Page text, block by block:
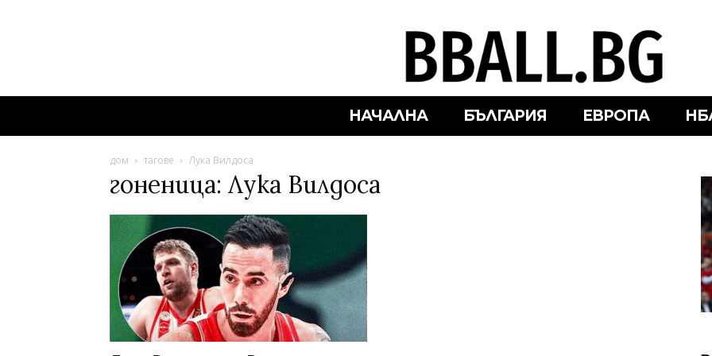
НАЧАЛНА БЪЛГАРИЯ ЕВРОПА
дом тагове Лука Вилдоса
гоненица: Лука Вилдоса